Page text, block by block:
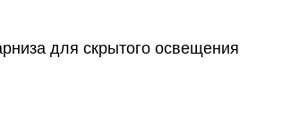
для скрытого освещения